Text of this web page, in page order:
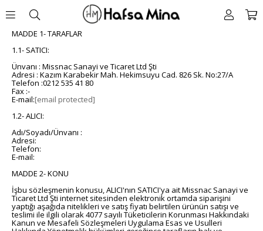
MADDE 1- TARAFLAR
1.1- SATICI:
Ünvanı : Missnac Sanayi ve Ticaret Ltd Şti
Adresi : Kazım Karabekir Mah. Hekimsuyu Cad. 826 Sk. No:27/A
Telefon :0212 535 41 80
Fax :-
E-mail:[email protected]
1.2- ALICI:
Adı/Soyadı/Ünvanı :
Adresi:
Telefon:
E-mail:
MADDE 2- KONU
İşbu sözleşmenin konusu, ALICI'nın SATICI'ya ait Missnac Sanayi ve
Ticaret Ltd Şti internet sitesinden elektronik ortamda siparişini
yaptığı aşağıda nitelikleri ve satış fiyatı belirtilen ürünün satışı ve
teslimi ile ilgili olarak 4077 sayılı Tüketicilerin Korunması Hakkındaki
Kanun ve Mesafeli Sözleşmeleri Uygulama Esas ve Usulleri